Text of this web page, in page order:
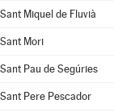
Sant Miquel de Fluvià
Sant Mori
Sant Pau de Segúries
Sant Pere Pescador